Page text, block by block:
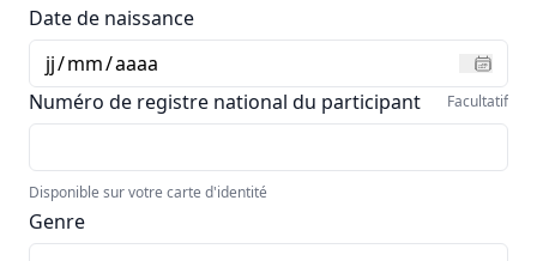
Date de naissance
jj/mm/aaaa
Numéro de registre national du participant
Facultatif
Disponible sur votre carte d'identité
Genre